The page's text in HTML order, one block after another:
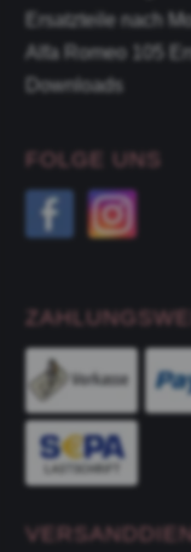
Ersatzteile nach
Alfa Romeo 105
Downloads
FOLGE UNS